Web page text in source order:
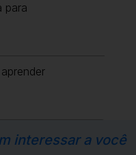
para
interessar a você